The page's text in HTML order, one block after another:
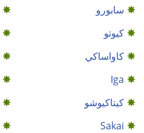
سابورو
كيوتو
كاواساكي
Iga
كيتاكيوشو
Sakai